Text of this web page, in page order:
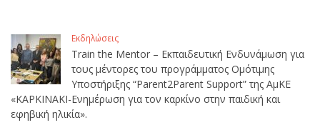
Εκδηλώσεις
Train the Mentor – Εκπαιδευτική Ενδυνάμωση για
τους μέντορες του προγράμματος Ομότιμης
Υποστήριξης “Parent2Parent Support” της ΑμΚΕ
«ΚΑΡΚΙΝΑΚΙ-Ενημέρωση για τον καρκίνο στην παιδική και
εφηβική ηλικία».